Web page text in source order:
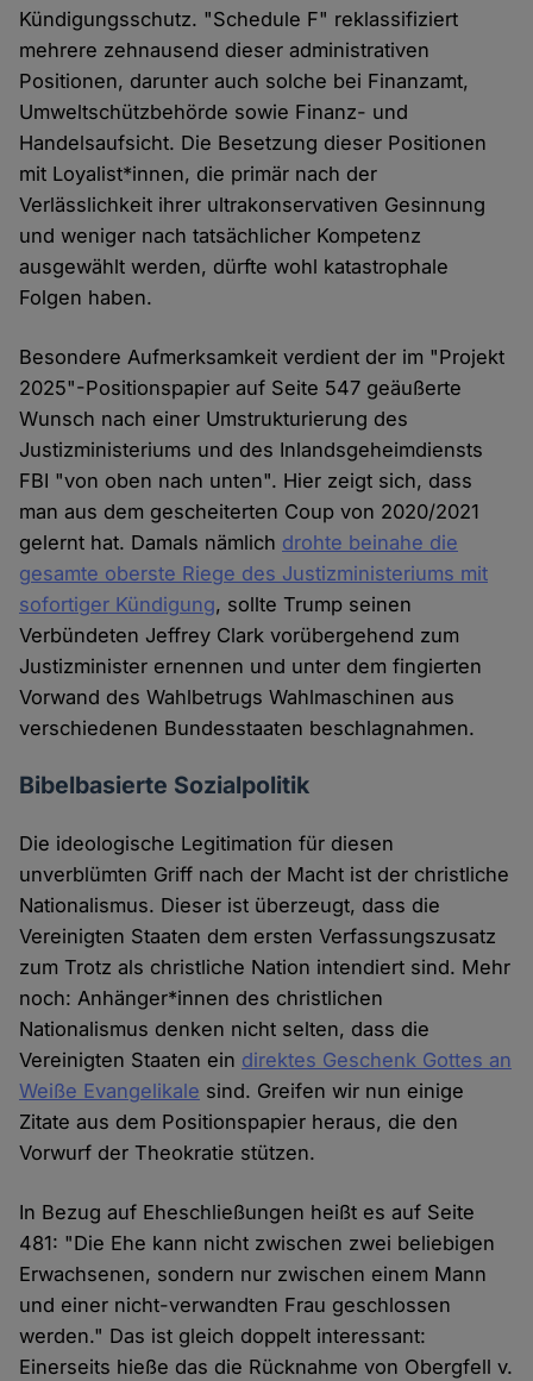
Kündigungsschutz. "Schedule F" reklassifiziert
mehrere zehnausend dieser administrativen
Positionen, darunter auch solche bei Finanzamt,
Umweltschützbehörde sowie Finanz- und
Handelsaufsicht. Die Besetzung dieser Positionen
mit Loyalist*innen, die primär nach der
Verlässlichkeit ihrer ultrakonservativen Gesinnung
und weniger nach tatsächlicher Kompetenz
ausgewählt werden, dürfte wohl katastrophale
Folgen haben.
Besondere Aufmerksamkeit verdient der im "Projekt
2025"-Positionspapier auf Seite 547 geäußerte
Wunsch nach einer Umstrukturierung des
Justizministeriums und des Inlandsgeheimdiensts
FBI "von oben nach unten". Hier zeigt sich, dass
man aus dem gescheiterten Coup von 2020/2021
gelernt hat. Damals nämlich drohte beinahe die
gesamte oberste Riege des Justizministeriums mit
sofortiger Kündigung, sollte Trump seinen
Verbündeten Jeffrey Clark vorübergehend zum
Justizminister ernennen und unter dem fingierten
Vorwand des Wahlbetrugs Wahlmaschinen aus
verschiedenen Bundesstaaten beschlagnahmen.
Bibelbasierte Sozialpolitik
Die ideologische Legitimation für diesen
unverblümten Griff nach der Macht ist der christliche
Nationalismus. Dieser ist überzeugt, dass die
Vereinigten Staaten dem ersten Verfassungszusatz
zum Trotz als christliche Nation intendiert sind. Mehr
noch: Anhänger*innen des christlichen
Nationalismus denken nicht selten, dass die
Vereinigten Staaten ein direktes Geschenk Gottes an
Weiße Evangelikale sind. Greifen wir nun einige
Zitate aus dem Positionspapier heraus, die den
Vorwurf der Theokratie stützen.
In Bezug auf Eheschließungen heißt es auf Seite
481: "Die Ehe kann nicht zwischen zwei beliebigen
Erwachsenen, sondern nur zwischen einem Mann
und einer nicht-verwandten Frau geschlossen
werden." Das ist gleich doppelt interessant:
Einerseits hieße das die Rücknahme von Obergfell v.